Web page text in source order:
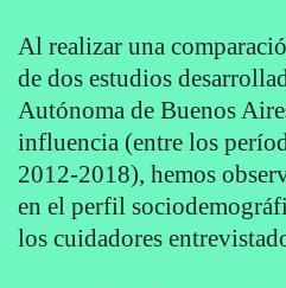
Al realizar una
de dos estudios
Autónoma de Buenos
influencia (entre los
2012-2018), hemos
en el perfil
los cuidadores